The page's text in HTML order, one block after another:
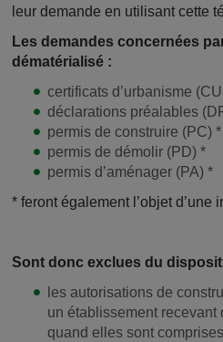
leur demande en utilisant cette
Les demandes concernées
dématérialisé :
certificats d’urbanisme
déclarations préalables
permis de construire (PC) *
permis de démolir (PD) *
permis d’aménager (PA) *
* feront également l’objet d’une
Sont donc exclues du
les autorisations de
un établissement recevant
quand elles sont